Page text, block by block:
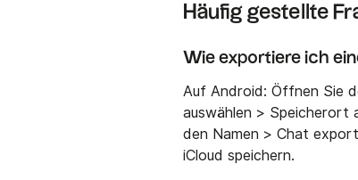
Häufig gestellte
Wie exportiere ich
Auf Android: Öffnen Sie
auswählen > Speicherort
den Namen > Chat
iCloud speichern.